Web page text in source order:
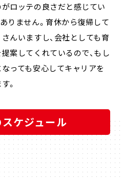
ロッテの良さだと感じてい
りません。育休から復帰して
んいますし、会社としても育
案してくれているので、もし
っても安心してキャリアを
。
ケジュール